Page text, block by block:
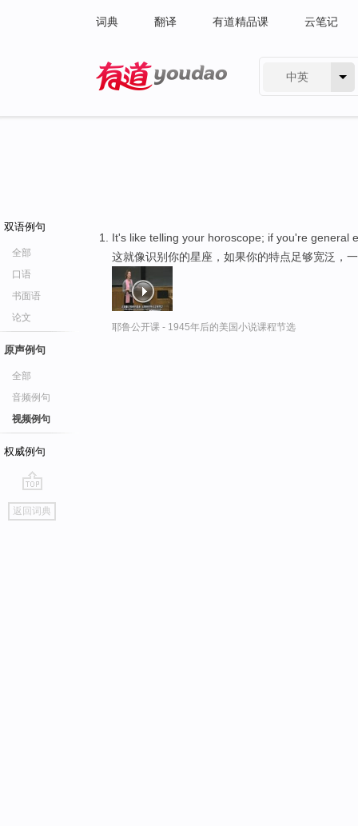
词典 翻译 有道精品课 云笔记
中英
双语例句
全部
口语
书面语
论文
原声例句
全部
音频例句
视频例句
权威例句
go
top
返回词典
It's like telling your horoscope; if you're general
这就像识别你的星座，如果你的特点足够宽泛，
耶鲁公开课 - 1945年后的美国小说课程节选